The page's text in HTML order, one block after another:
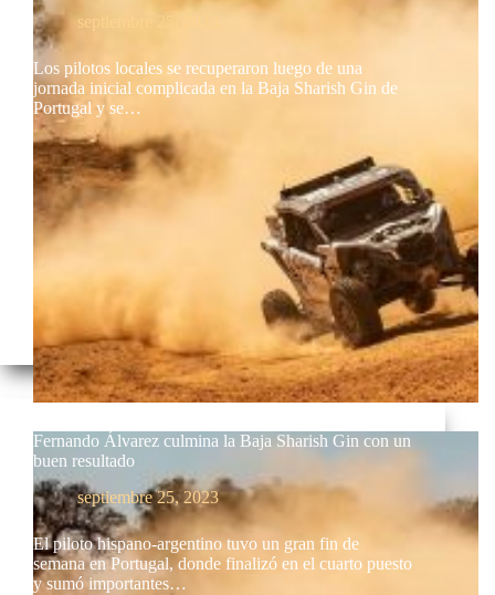
septiembre 25, 2023
Los pilotos locales se recuperaron luego de una
jornada inicial complicada en la Baja Sharish Gin de
Portugal y se…
Fernando Álvarez culmina la Baja Sharish Gin con un
buen resultado
septiembre 25, 2023
El piloto hispano-argentino tuvo un gran fin de
semana en Portugal, donde finalizó en el cuarto puesto
y sumó importantes…